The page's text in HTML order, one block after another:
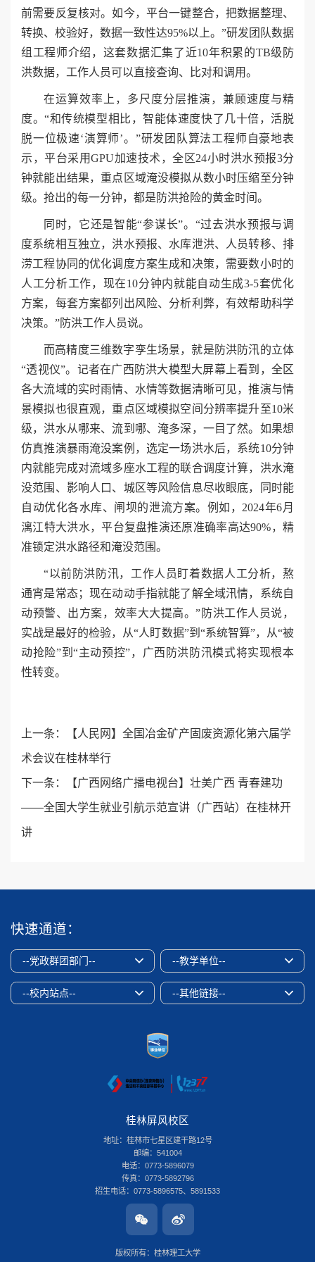
前需要反复核对。如今，平台一键整合，把数据整理、
转换、校验好，数据一致性达95%以上。”研发团队数据
组工程师介绍，这套数据汇集了近10年积累的TB级防
洪数据，工作人员可以直接查询、比对和调用。
在运算效率上，多尺度分层推演，兼顾速度与精
度。“和传统模型相比，智能体速度快了几十倍，活脱
脱一位极速‘演算师’。”研发团队算法工程师自豪地表
示，平台采用GPU加速技术，全区24小时洪水预报3分
钟就能出结果，重点区域淹没模拟从数小时压缩至分钟
级。抢出的每一分钟，都是防洪抢险的黄金时间。
同时，它还是智能“参谋长”。“过去洪水预报与调
度系统相互独立，洪水预报、水库泄洪、人员转移、排
涝工程协同的优化调度方案生成和决策，需要数小时的
人工分析工作，现在10分钟内就能自动生成3-5套优化
方案，每套方案都列出风险、分析利弊，有效帮助科学
决策。”防洪工作人员说。
而高精度三维数字孪生场景，就是防洪防汛的立体
“透视仪”。记者在广西防洪大模型大屏幕上看到，全区
各大流域的实时雨情、水情等数据清晰可见，推演与情
景模拟也很直观，重点区域模拟空间分辨率提升至10米
级，洪水从哪来、流到哪、淹多深，一目了然。如果想
仿真推演暴雨淹没案例，选定一场洪水后，系统10分钟
内就能完成对流域多座水工程的联合调度计算，洪水淹
没范围、影响人口、城区等风险信息尽收眼底，同时能
自动优化各水库、闸坝的泄流方案。例如，2024年6月
漓江特大洪水，平台复盘推演还原准确率高达90%，精
准锁定洪水路径和淹没范围。
“以前防洪防汛，工作人员盯着数据人工分析，熬
通宵是常态；现在动动手指就能了解全域汛情，系统自
动预警、出方案，效率大大提高。”防洪工作人员说，
实战是最好的检验，从“人盯数据”到“系统智算”，从“被
动抢险”到“主动预控”，广西防洪防汛模式将实现根本
性转变。
上一条： 【人民网】全国冶金矿产固废资源化第六届学
术会议在桂林举行
下一条： 【广西网络广播电视台】壮美广西 青春建功
——全国大学生就业引航示范宣讲（广西站）在桂林开
讲
快速通道：
--党政群团部门-- --教学单位--
--校内站点-- --其他链接--
桂林屏风校区
地址：桂林市七星区建干路12号
邮编：541004
电话：0773-5896079
传真：0773-5892796
招生电话：0773-5896575、5891533
桂林雁山校区
地址：桂林市雁山区雁山街319号
电话：0773-3696580
版权所有：桂林理工大学